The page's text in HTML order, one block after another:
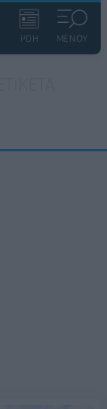
ΡΟΗ ΜΕΝΟΥ